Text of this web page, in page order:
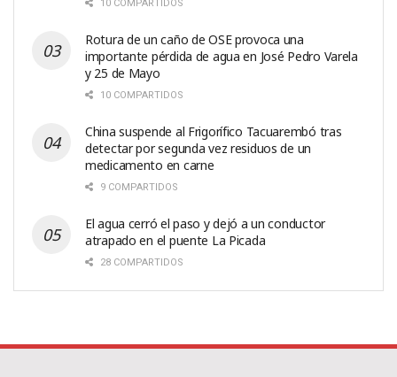
10 COMPARTIDOS
Rotura de un caño de OSE provoca una
importante pérdida de agua en José Pedro Varela
y 25 de Mayo
10 COMPARTIDOS
China suspende al Frigorífico Tacuarembó tras
detectar por segunda vez residuos de un
medicamento en carne
9 COMPARTIDOS
El agua cerró el paso y dejó a un conductor
atrapado en el puente La Picada
28 COMPARTIDOS